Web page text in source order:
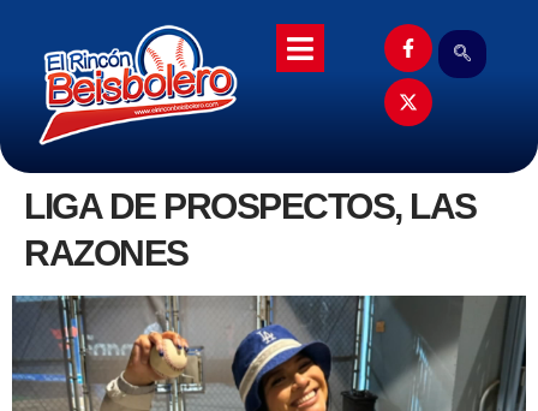
LIGA DE PROSPECTOS, LAS
RAZONES